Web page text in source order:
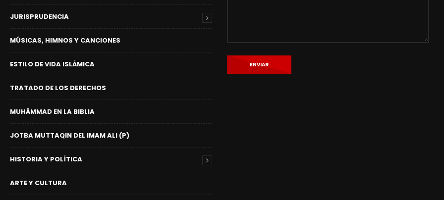
JURISPRUDENCIA
MÚSICAS, HIMNOS Y CANCIONES
ESTILO DE VIDA ISLÁMICA
TRATADO DE LOS DERECHOS
MUHÁMMAD EN LA BIBLIA
JOTBA MUTTAQIN DEL IMAM ALI (P)
HISTORIA Y POLÍTICA
ARTE Y CULTURA